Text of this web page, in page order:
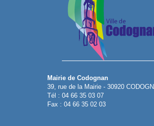
Mairie de Codognan
39, rue de la Mairie - 30920
Tél : 04 66 35 03 07
Fax : 04 66 35 02 03